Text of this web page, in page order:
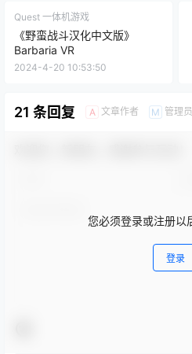
Quest 一体机游戏
《野蛮战斗汉化中文版》
Barbaria VR
2024-4-20 10:53:50
21 条回复 A 文章作者 M 管理员
您必须登录或注册以
登录